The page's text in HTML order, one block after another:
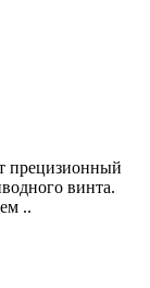
прецизионный
винта.
..